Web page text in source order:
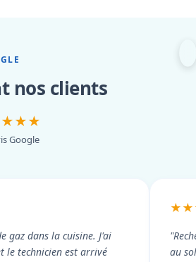
nos clients
Google
gaz dans la cuisine. J'ai
le technicien est arrivé
au